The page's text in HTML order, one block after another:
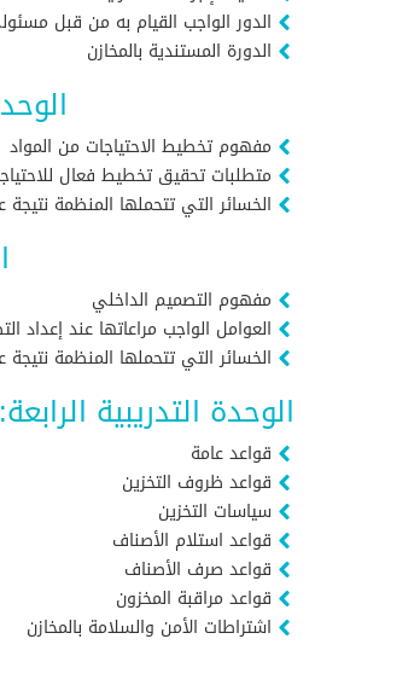
الدور الواجب القيام به من قبل
الدورة المستندية بالمخازن
مفهوم تخطيط الاحتياجات من المواد
متطلبات تحقيق تخطيط فعال
الخسائر التي تتحملها المنظمة
مفهوم التصميم الداخلي
العوامل الواجب مراعاتها عند إعداد
الخسائر التي تتحملها المنظمة
الوحدة التدريبية
قواعد عامة
قواعد ظروف التخزين
سياسات التخزين
قواعد استلام الأصناف
قواعد صرف الأصناف
قواعد مراقبة المخزون
اشتراطات الأمن والسلامة بالمخازن